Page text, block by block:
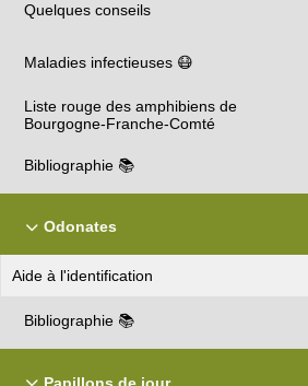
Quelques conseils
Maladies infectieuses 😷
Liste rouge des amphibiens de
Bourgogne-Franche-Comté
Bibliographie 📚
Odonates
Aide à l'identification
Bibliographie 📚
Papillons de jour